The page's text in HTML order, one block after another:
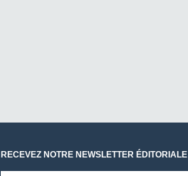
RECEVEZ NOTRE NEWSLETTER ÉDITORIALE